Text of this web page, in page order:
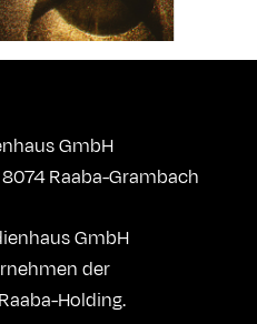
GmbH
Raaba-Grambach
GmbH
der
Holding.